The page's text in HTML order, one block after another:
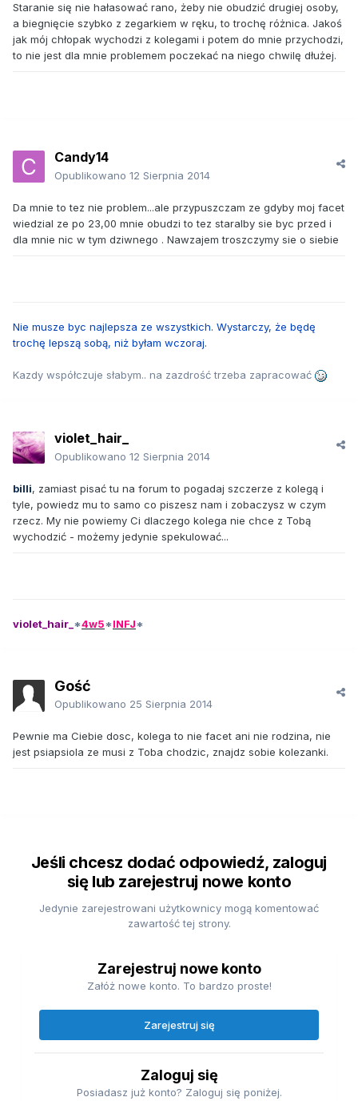
Staranie się nie hałasować rano, żeby nie obudzić drugiej osoby,
a biegnięcie szybko z zegarkiem w ręku, to trochę różnica. Jakoś
jak mój chłopak wychodzi z kolegami i potem do mnie przychodzi,
to nie jest dla mnie problemem poczekać na niego chwilę dłużej.
Candy14
Opublikowano 12 Sierpnia 2014
Da mnie to tez nie problem...ale przypuszczam ze gdyby moj facet
wiedzial ze po 23,00 mnie obudzi to tez staralby sie byc przed i
dla mnie nic w tym dziwnego . Nawzajem troszczymy sie o siebie
Nie musze byc najlepsza ze wszystkich. Wystarczy, że będę
trochę lepszą sobą, niż byłam wczoraj.
Kazdy współczuje słabym.. na zazdrość trzeba zapracować
violet_hair_
Opublikowano 12 Sierpnia 2014
billi, zamiast pisać tu na forum to pogadaj szczerze z kolegą i
tyle, powiedz mu to samo co piszesz nam i zobaczysz w czym
rzecz. My nie powiemy Ci dlaczego kolega nie chce z Tobą
wychodzić - możemy jedynie spekulować...
violet_hair_*4w5*INFJ*
Gość
Opublikowano 25 Sierpnia 2014
Pewnie ma Ciebie dosc, kolega to nie facet ani nie rodzina, nie
jest psiapsiola ze musi z Toba chodzic, znajdz sobie kolezanki.
Jeśli chcesz dodać odpowiedź, zaloguj
się lub zarejestruj nowe konto
Jedynie zarejestrowani użytkownicy mogą komentować
zawartość tej strony.
Zarejestruj nowe konto
Załóż nowe konto. To bardzo proste!
Zarejestruj się
Zaloguj się
Posiadasz już konto? Zaloguj się poniżej.